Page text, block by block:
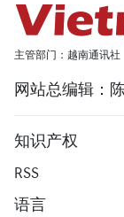
主管部门：越南通讯社
网站总编辑：
知识产权
RSS
语言